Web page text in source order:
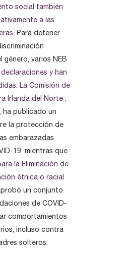
social también
a las
Para detener
género, varios NEB
y han
La Comisión de
Irlanda del Norte ,
ha publicado un
la protección de
embarazadas
19, mientras que
la Eliminación de
étnica o racial
un conjunto
de COVID-
comportamientos
incluso contra
solteros.